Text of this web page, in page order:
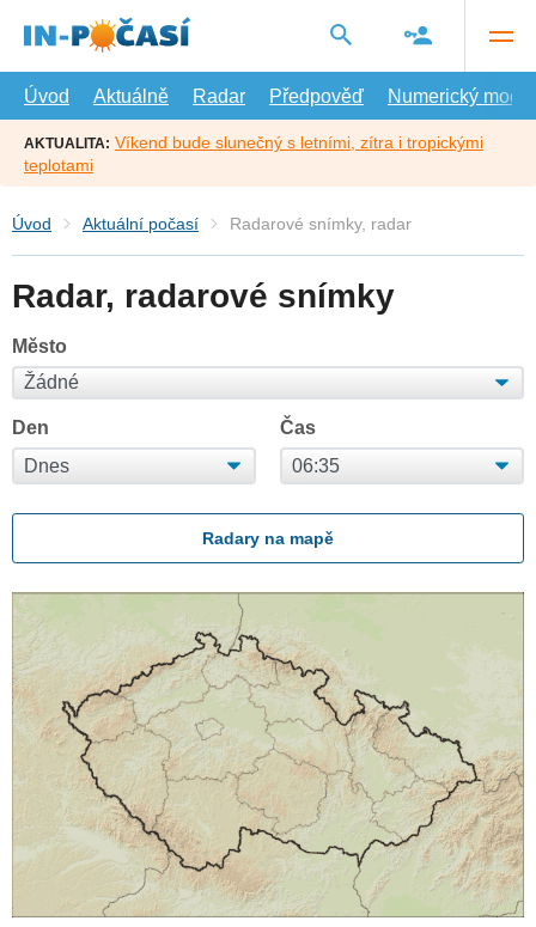
hlavní
Úvod
Aktuálně Radar Předpověď Numerický model
AKTUALITA: Víkend bude slunečný s letními, zítra i tropickými
teplotami
Úvod Aktuální počasí Radarové snímky, radar
Radar, radarové snímky
Město
Den Čas
Radary na mapě